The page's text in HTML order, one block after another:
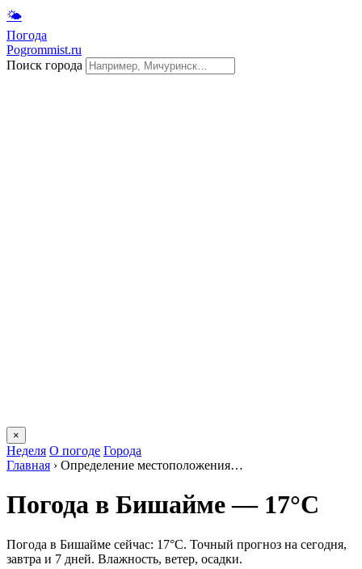
🌤
Погода
Pogrommist.ru
Поиск города
×
Неделя О погоде Города
Главная › Определение местоположения…
Погода в Бишайме — 17°C
Погода в Бишайме сейчас: 17°C. Точный прогноз на сегодня,
завтра и 7 дней. Влажность, ветер, осадки.